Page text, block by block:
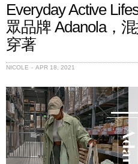
Everyday Active
眾品牌 Adanola，
穿著
NICOLE APR 18, 2021